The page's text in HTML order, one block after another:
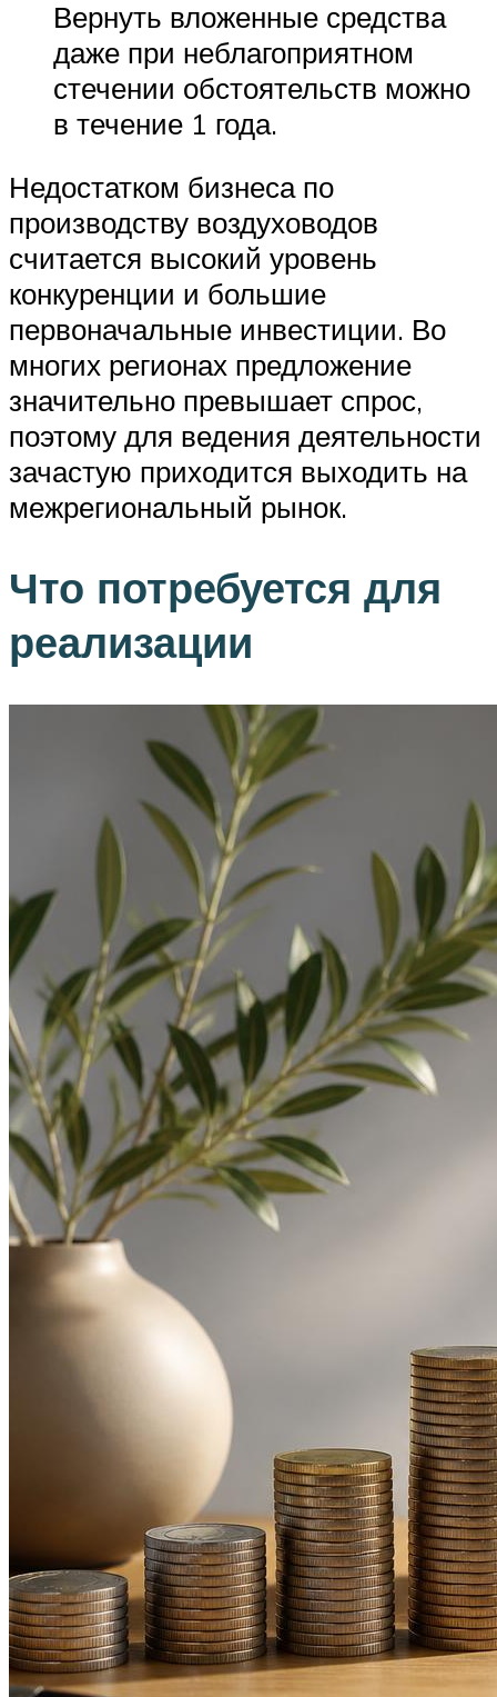
Вернуть вложенные средства
даже при неблагоприятном
стечении обстоятельств можно
в течение 1 года.
Недостатком бизнеса по
производству воздуховодов
считается высокий уровень
конкуренции и большие
первоначальные инвестиции. Во
многих регионах предложение
значительно превышает спрос,
поэтому для ведения деятельности
зачастую приходится выходить на
межрегиональный рынок.
Что потребуется для
реализации